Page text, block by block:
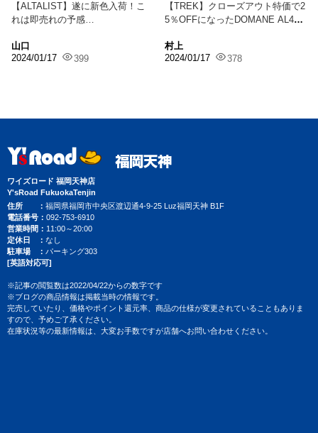
【ALTALIST】遂に新色入荷！こ
れは即売れの予感…
山口
2024/01/17
399
【TREK】クローズアウト特価で2
5％OFFになったDOMANE AL4、
村上
2024/01/17
378
ワイズロード 福岡天神店
Y'sRoad FukuokaTenjin
住所
福岡県福岡市中央区渡辺通4-9-25 Luz福岡天神 B1F
電話番号
092-753-6910
営業時間
11:00～20:00
定休日
なし
駐車場
パーキング303
[英語対応可]
※記事の閲覧数は2022/04/22からの数字です
※ブログの商品情報は掲載当時の情報です。
完売していたり、価格やポイント還元率、商品の仕様が変更されていることもありま
すので、予めご了承ください。
在庫状況等の最新情報は、大変お手数ですが店舗へお問い合わせください。